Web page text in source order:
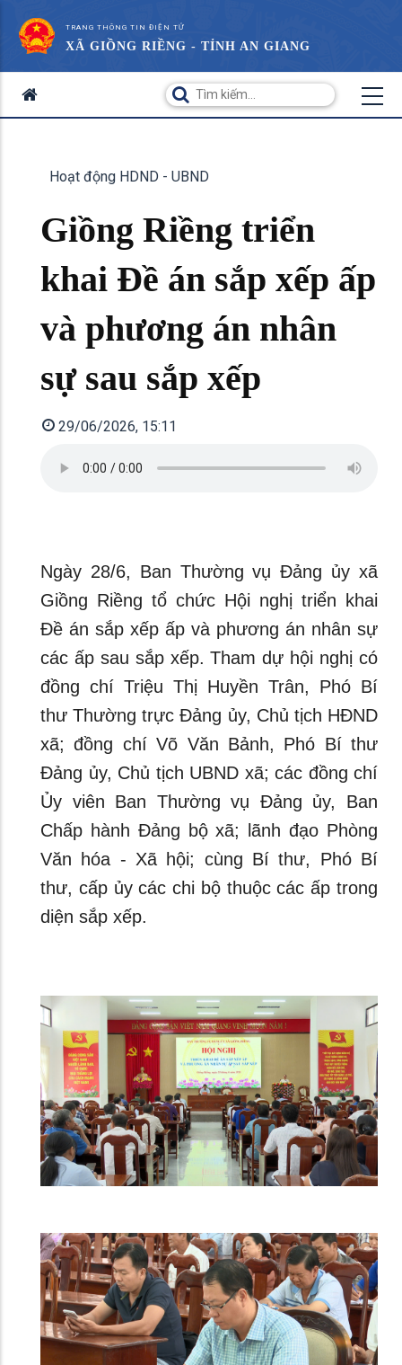
TRANG THÔNG TIN ĐIỆN TỬ
XÃ GIỒNG RIỀNG - TỈNH AN GIANG
Hoạt động HDND - UBND
Giồng Riềng triển
khai Đề án sắp xếp ấp
và phương án nhân
sự sau sắp xếp
29/06/2026, 15:11
Ngày 28/6, Ban Thường vụ Đảng ủy xã
Giồng Riềng tổ chức Hội nghị triển khai
Đề án sắp xếp ấp và phương án nhân sự
các ấp sau sắp xếp. Tham dự hội nghị có
đồng chí Triệu Thị Huyền Trân, Phó Bí
thư Thường trực Đảng ủy, Chủ tịch HĐND
xã; đồng chí Võ Văn Bảnh, Phó Bí thư
Đảng ủy, Chủ tịch UBND xã; các đồng chí
Ủy viên Ban Thường vụ Đảng ủy, Ban
Chấp hành Đảng bộ xã; lãnh đạo Phòng
Văn hóa - Xã hội; cùng Bí thư, Phó Bí
thư, cấp ủy các chi bộ thuộc các ấp trong
diện sắp xếp.